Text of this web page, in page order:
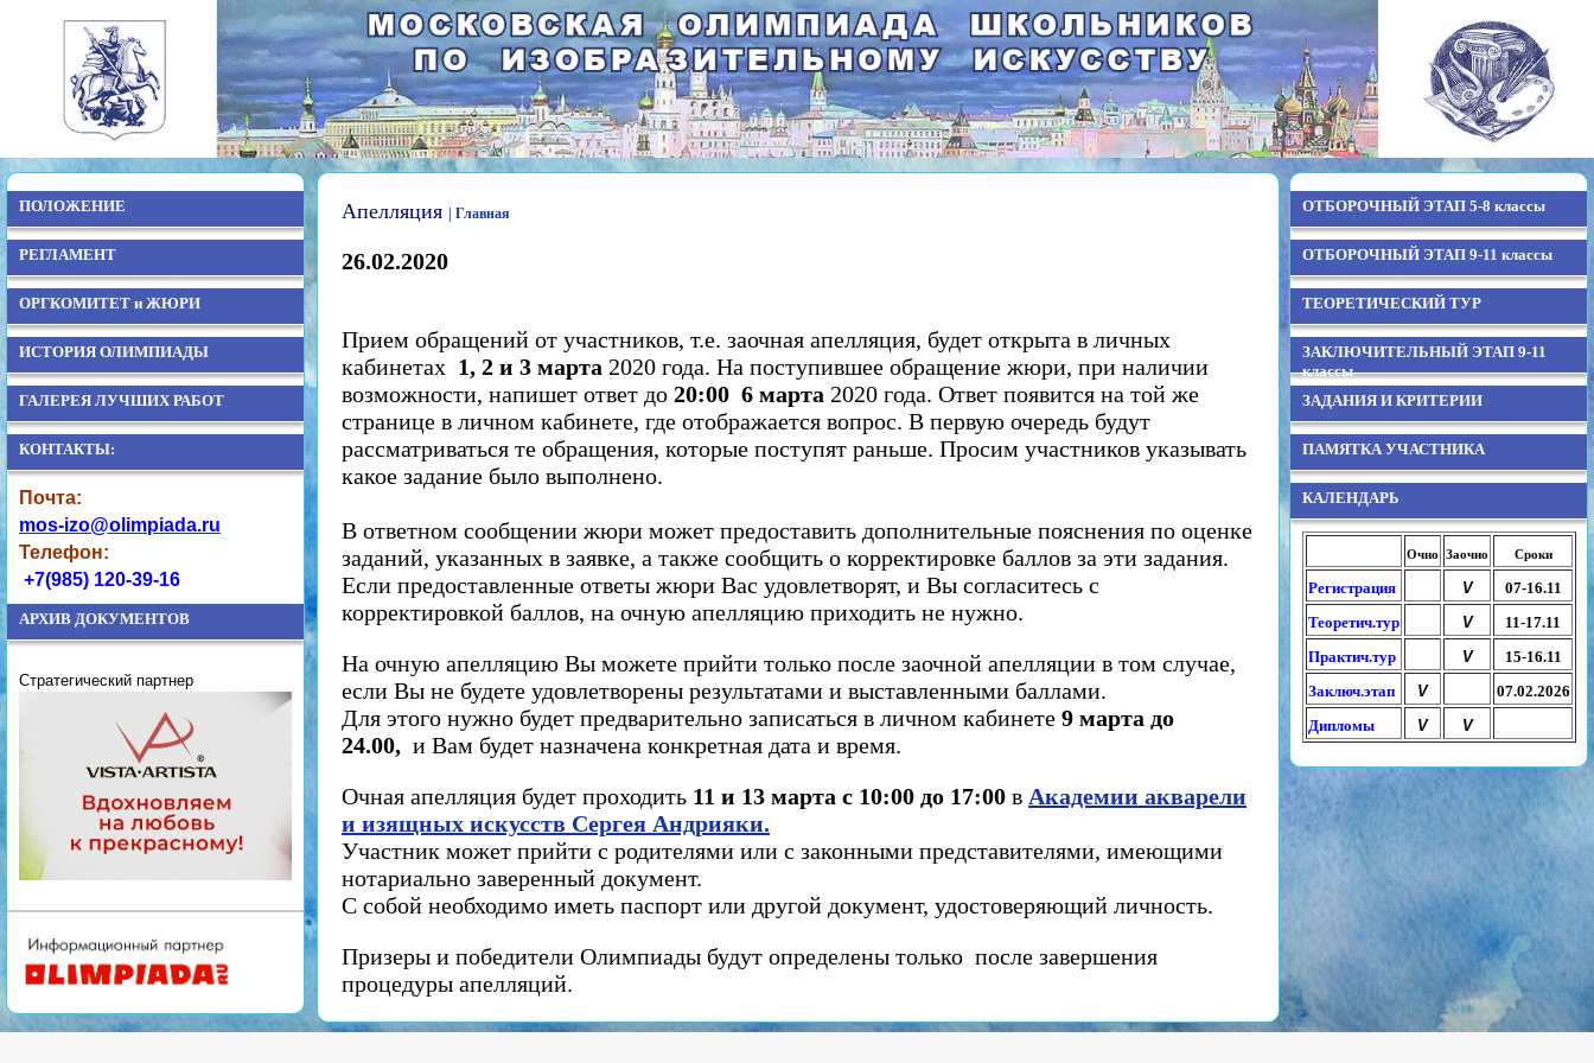
ПОЛОЖЕНИЕ
РЕГЛАМЕНТ
ОРГКОМИТЕТ и ЖЮРИ
ИСТОРИЯ ОЛИМПИАДЫ
ГАЛЕРЕЯ ЛУЧШИХ РАБОТ
КОНТАКТЫ:
Почта:
mos-izo@olimpiada.ru
Телефон:
+7(985) 120-39-16
АРХИВ ДОКУМЕНТОВ
Стратегический партнер
Апелляция | Главная
26.02.2020
Прием обращений от участников, т.е. заочная апелляция, будет открыта в личных
кабинетах 1, 2 и 3 марта 2020 года. На поступившее обращение жюри, при наличии
возможности, напишет ответ до 20:00 6 марта 2020 года. Ответ появится на той же
странице в личном кабинете, где отображается вопрос. В первую очередь будут
рассматриваться те обращения, которые поступят раньше. Просим участников указывать
какое задание было выполнено.
В ответном сообщении жюри может предоставить дополнительные пояснения по оценке
заданий, указанных в заявке, а также сообщить о корректировке баллов за эти задания.
Если предоставленные ответы жюри Вас удовлетворят, и Вы согласитесь с
корректировкой баллов, на очную апелляцию приходить не нужно.
На очную апелляцию Вы можете прийти только после заочной апелляции в том случае,
если Вы не будете удовлетворены результатами и выставленными баллами.
Для этого нужно будет предварительно записаться в личном кабинете 9 марта до
24.00, и Вам будет назначена конкретная дата и время.
Очная апелляция будет проходить 11 и 13 марта с 10:00 до 17:00 в Академии акварели
и изящных искусств Сергея Андрияки.
Участник может прийти с родителями или с законными представителями, имеющими
нотариально заверенный документ.
С собой необходимо иметь паспорт или другой документ, удостоверяющий личность.
Призеры и победители Олимпиады будут определены только после завершения
процедуры апелляций.
ОТБОРОЧНЫЙ ЭТАП 5-8 классы
ОТБОРОЧНЫЙ ЭТАП 9-11 классы
ТЕОРЕТИЧЕСКИЙ ТУР
ЗАКЛЮЧИТЕЛЬНЫЙ ЭТАП 9-11
классы
ЗАДАНИЯ И КРИТЕРИИ
ПАМЯТКА УЧАСТНИКА
КАЛЕНДАРЬ
Очно Заочно Сроки
Регистрация V
07-16.11
Теоретич.тур
V
11-17.11
Практич.тур
V
15-16.11
Заключ.этап
V
07.02.2026
Дипломы
V V